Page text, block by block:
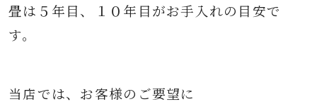
畳は５年目、１０年目がお手入れの目安で
す。
当店では、お客様のご要望に